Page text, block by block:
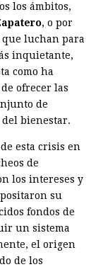
los ámbitos,
, o por
que luchan para
inquietante,
como ha
ofrecer las
de
del bienestar.
esta crisis en
de
los intereses y
su
fondos de
un sistema
el origen
de los